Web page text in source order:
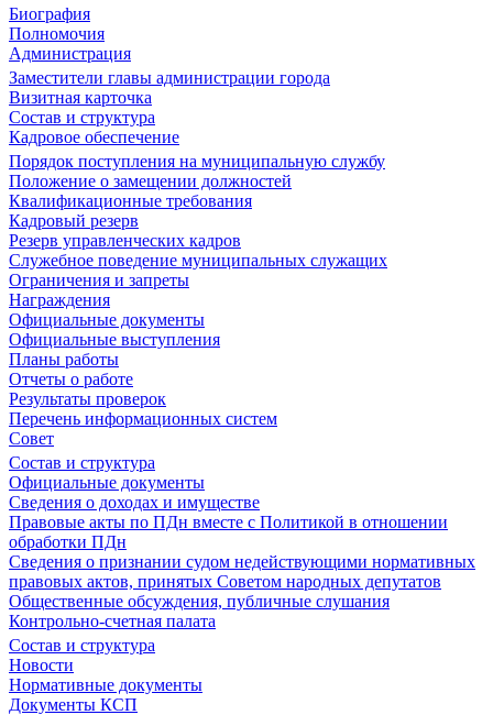
Биография
Полномочия
Администрация
Заместители главы администрации города
Визитная карточка
Состав и структура
Кадровое обеспечение
Порядок поступления на муниципальную службу
Положение о замещении должностей
Квалификационные требования
Кадровый резерв
Резерв управленческих кадров
Служебное поведение муниципальных служащих
Ограничения и запреты
Награждения
Официальные документы
Официальные выступления
Планы работы
Отчеты о работе
Результаты проверок
Перечень информационных систем
Совет
Состав и структура
Официальные документы
Сведения о доходах и имуществе
Правовые акты по ПДн вместе с Политикой в отношении
обработки ПДн
Сведения о признании судом недействующими нормативных
правовых актов, принятых Советом народных депутатов
Общественные обсуждения, публичные слушания
Контрольно-счетная палата
Состав и структура
Новости
Нормативные документы
Документы КСП